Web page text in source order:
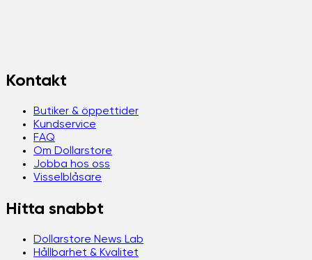
Kontakt
Butiker & öppettider
Kundservice
FAQ
Om Dollarstore
Jobba hos oss
Visselblåsare
Hitta snabbt
Dollarstore News Lab
Hållbarhet & Kvalitet